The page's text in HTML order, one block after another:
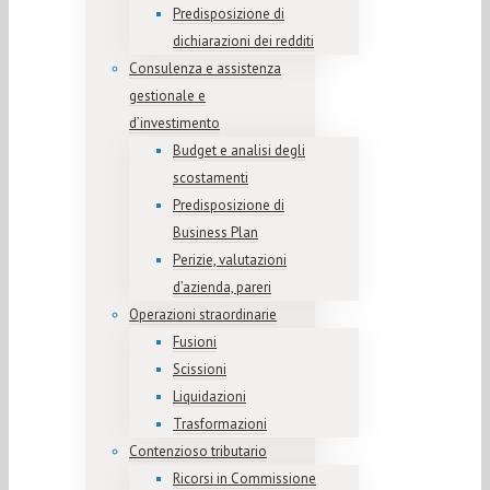
Predisposizione di
dichiarazioni dei redditi
Consulenza e assistenza
gestionale e
d’investimento
Budget e analisi degli
scostamenti
Predisposizione di
Business Plan
Perizie, valutazioni
d’azienda, pareri
Operazioni straordinarie
Fusioni
Scissioni
Liquidazioni
Trasformazioni
Contenzioso tributario
Ricorsi in Commissione